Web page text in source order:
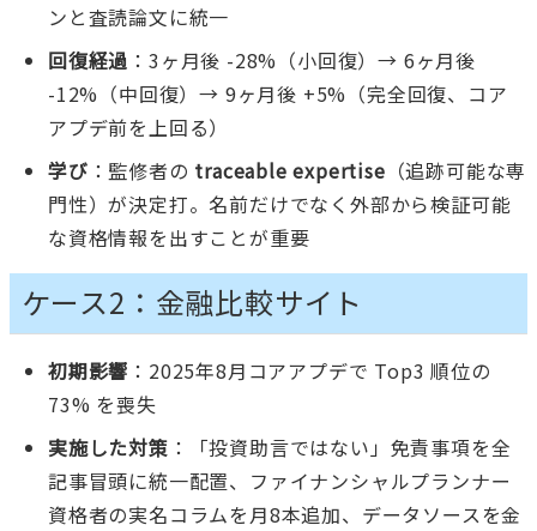
ンと査読論文に統一
回復経過 ：3ヶ月後 -28%（小回復）→ 6ヶ月後
-12%（中回復）→ 9ヶ月後 +5%（完全回復、コア
アプデ前を上回る）
学び ：監修者の traceable expertise （追跡可能な専
門性）が決定打。名前だけでなく外部から検証可能
な資格情報を出すことが重要
ケース2：金融比較サイト
初期影響 ：2025年8月コアアプデで Top3 順位の
73% を喪失
実施した対策 ：「投資助言ではない」免責事項を全
記事冒頭に統一配置、ファイナンシャルプランナー
資格者の実名コラムを月8本追加、データソースを金